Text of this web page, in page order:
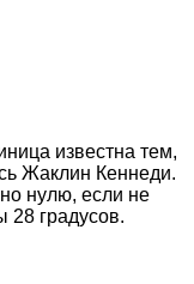
известна тем,
Жаклин Кеннеди.
нулю, если не
28 градусов.